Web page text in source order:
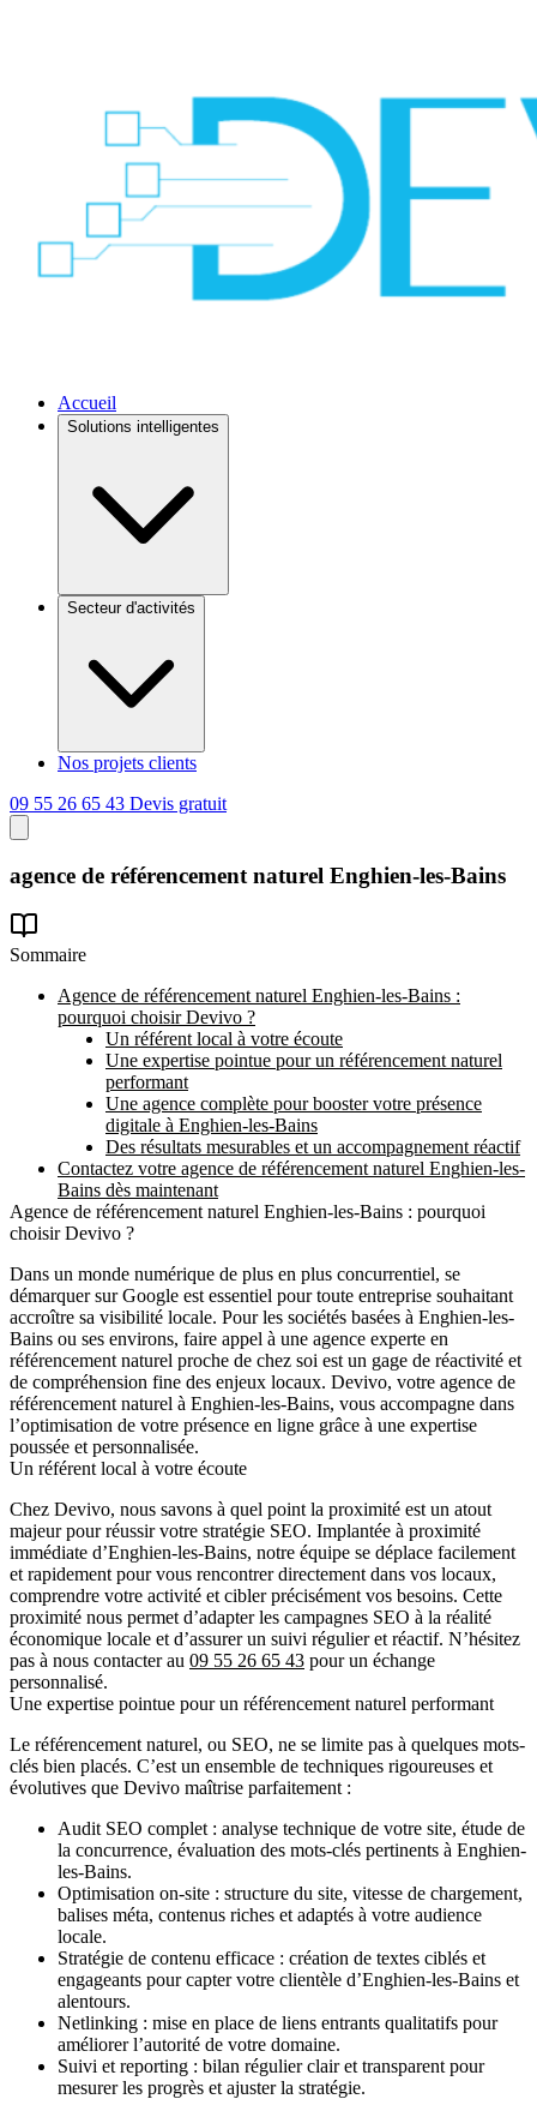
Accueil
Solutions intelligentes
Secteur d'activités
Nos projets clients
09 55 26 65 43 Devis gratuit
agence de référencement naturel Enghien-les-Bains
Sommaire
Agence de référencement naturel Enghien-les-Bains :
pourquoi choisir Devivo ?
Un référent local à votre écoute
Une expertise pointue pour un référencement naturel
performant
Une agence complète pour booster votre présence
digitale à Enghien-les-Bains
Des résultats mesurables et un accompagnement réactif
Contactez votre agence de référencement naturel Enghien-les-
Bains dès maintenant
Agence de référencement naturel Enghien-les-Bains : pourquoi
choisir Devivo ?
Dans un monde numérique de plus en plus concurrentiel, se
démarquer sur Google est essentiel pour toute entreprise souhaitant
accroître sa visibilité locale. Pour les sociétés basées à Enghien-les-
Bains ou ses environs, faire appel à une agence experte en
référencement naturel proche de chez soi est un gage de réactivité et
de compréhension fine des enjeux locaux. Devivo, votre agence de
référencement naturel à Enghien-les-Bains, vous accompagne dans
l’optimisation de votre présence en ligne grâce à une expertise
poussée et personnalisée.
Un référent local à votre écoute
Chez Devivo, nous savons à quel point la proximité est un atout
majeur pour réussir votre stratégie SEO. Implantée à proximité
immédiate d’Enghien-les-Bains, notre équipe se déplace facilement
et rapidement pour vous rencontrer directement dans vos locaux,
comprendre votre activité et cibler précisément vos besoins. Cette
proximité nous permet d’adapter les campagnes SEO à la réalité
économique locale et d’assurer un suivi régulier et réactif. N’hésitez
pas à nous contacter au 09 55 26 65 43 pour un échange
personnalisé.
Une expertise pointue pour un référencement naturel performant
Le référencement naturel, ou SEO, ne se limite pas à quelques mots-
clés bien placés. C’est un ensemble de techniques rigoureuses et
évolutives que Devivo maîtrise parfaitement :
Audit SEO complet: analyse technique de votre site, étude de
la concurrence, évaluation des mots-clés pertinents à Enghien-
les-Bains.
Optimisation on-site : structure du site, vitesse de chargement,
balises méta, contenus riches et adaptés à votre audience
locale.
Stratégie de contenu efficace : création de textes ciblés et
engageants pour capter votre clientèle d’Enghien-les-Bains et
alentours.
Netlinking : mise en place de liens entrants qualitatifs pour
améliorer l’autorité de votre domaine.
Suivi et reporting : bilan régulier clair et transparent pour
mesurer les progrès et ajuster la stratégie.